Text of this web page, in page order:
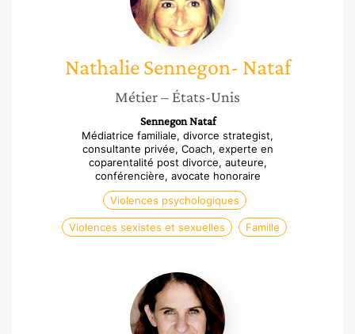
Nathalie Sennegon- Nataf
Métier– États-Unis
Sennegon Nataf
Médiatrice familiale, divorce strategist,
consultante privée, Coach, experte en
coparentalité post divorce, auteure,
conférencière, avocate honoraire
Violences psychologiques
Violences sexistes et sexuelles Famille
Corinne
Maier